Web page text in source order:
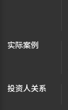
实际案例
投资人关系